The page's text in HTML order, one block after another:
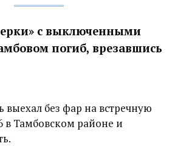
с выключенными
погиб, врезавшись
выехал без фар на встречную
в Тамбовском районе и